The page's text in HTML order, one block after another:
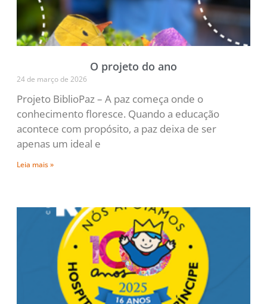
O projeto do ano
24 de março de 2026
Projeto BiblioPaz – A paz começa onde o
conhecimento floresce. Quando a educação
acontece com propósito, a paz deixa de ser
apenas um ideal e
Leia mais »